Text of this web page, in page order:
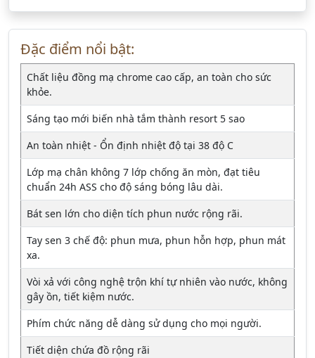
Đặc điểm nổi bật:
Chất liệu đồng mạ chrome cao cấp, an toàn cho sức
khỏe.
Sáng tạo mới biến nhà tắm thành resort 5 sao
An toàn nhiệt - Ổn định nhiệt độ tại 38 độ C
Lớp mạ chân không 7 lớp chống ăn mòn, đạt tiêu
chuẩn 24h ASS cho độ sáng bóng lâu dài.
Bát sen lớn cho diện tích phun nước rộng rãi.
Tay sen 3 chế độ: phun mưa, phun hỗn hợp, phun mát
xa.
Vòi xả với công nghệ trộn khí tự nhiên vào nước, không
gây ồn, tiết kiệm nước.
Phím chức năng dễ dàng sử dụng cho mọi người.
Tiết diện chứa đồ rộng rãi